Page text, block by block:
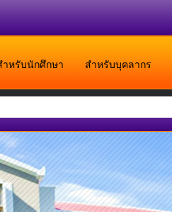
ำหรับนักศึกษา สำหรับบุคลากร